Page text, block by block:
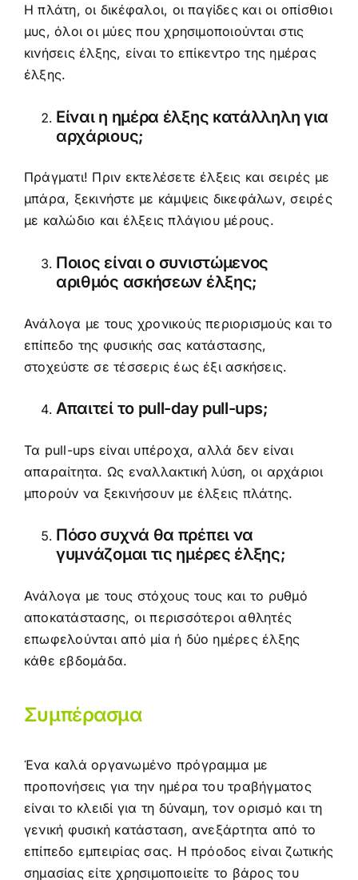
Η πλάτη, οι δικέφαλοι, οι παγίδες και οι οπίσθιοι
μυς, όλοι οι μύες που χρησιμοποιούνται στις
κινήσεις έλξης, είναι το επίκεντρο της ημέρας
έλξης.
Είναι η ημέρα έλξης κατάλληλη για
αρχάριους;
Πράγματι! Πριν εκτελέσετε έλξεις και σειρές με
μπάρα, ξεκινήστε με κάμψεις δικεφάλων, σειρές
με καλώδιο και έλξεις πλάγιου μέρους.
Ποιος είναι ο συνιστώμενος
αριθμός ασκήσεων έλξης;
Ανάλογα με τους χρονικούς περιορισμούς και το
επίπεδο της φυσικής σας κατάστασης,
στοχεύστε σε τέσσερις έως έξι ασκήσεις.
Απαιτεί το pull-day pull-ups;
Τα pull-ups είναι υπέροχα, αλλά δεν είναι
απαραίτητα. Ως εναλλακτική λύση, οι αρχάριοι
μπορούν να ξεκινήσουν με έλξεις πλάτης.
Πόσο συχνά θα πρέπει να
γυμνάζομαι τις ημέρες έλξης;
Ανάλογα με τους στόχους τους και το ρυθμό
αποκατάστασης, οι περισσότεροι αθλητές
επωφελούνται από μία ή δύο ημέρες έλξης
κάθε εβδομάδα.
Συμπέρασμα
Ένα καλά οργανωμένο πρόγραμμα με
προπονήσεις για την ημέρα του τραβήγματος
είναι το κλειδί για τη δύναμη, τον ορισμό και τη
γενική φυσική κατάσταση, ανεξάρτητα από το
επίπεδο εμπειρίας σας. Η πρόοδος είναι ζωτικής
σημασίας είτε χρησιμοποιείτε το βάρος του